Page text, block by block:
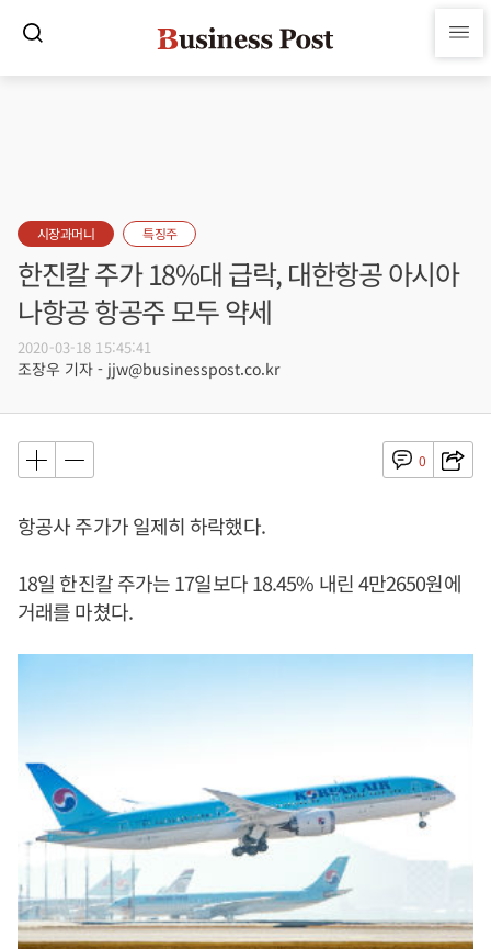
시장과머니 특징주
한진칼 주가 18%대 급락, 대한항공 아시아
나항공 항공주 모두 약세
2020-03-18 15:45:41
조장우 기자 - jjw@businesspost.co.kr
0
항공사 주가가 일제히 하락했다.
18일 한진칼 주가는 17일보다 18.45% 내린 4만2650원에
거래를 마쳤다.